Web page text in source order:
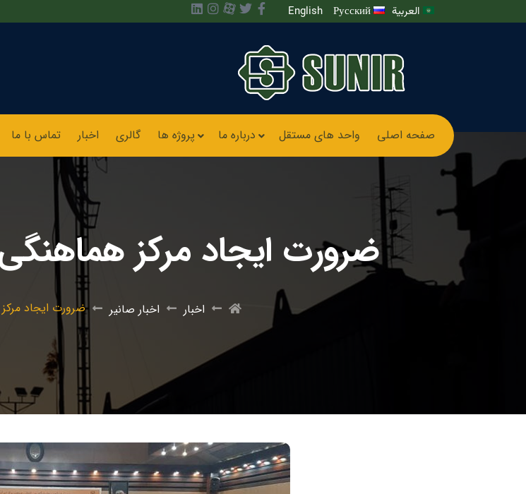
العربية Русский
English
صفحه اصلی واحد های مستقل درباره ما پروژه ها گالری اخبار تماس با ما
ضرورت ایجاد مرکز
اخبار اخبار صانیر ضرورت ایجاد